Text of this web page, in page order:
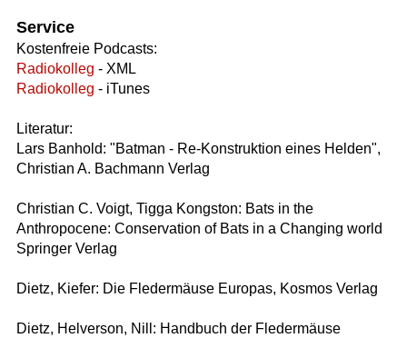
Service
Kostenfreie Podcasts:
Radiokolleg - XML
Radiokolleg - iTunes
Literatur:
Lars Banhold: "Batman - Re-Konstruktion eines Helden",
Christian A. Bachmann Verlag
Christian C. Voigt, Tigga Kongston: Bats in the
Anthropocene: Conservation of Bats in a Changing world
Springer Verlag
Dietz, Kiefer: Die Fledermäuse Europas, Kosmos Verlag
Dietz, Helverson, Nill: Handbuch der Fledermäuse